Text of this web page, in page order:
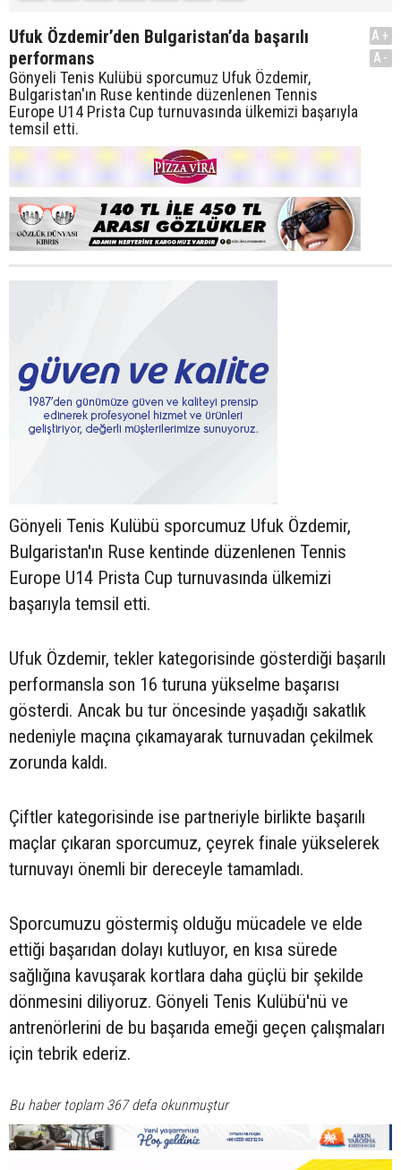
Ufuk Özdemir’den Bulgaristan’da başarılı
performans
Gönyeli Tenis Kulübü sporcumuz Ufuk Özdemir,
Bulgaristan'ın Ruse kentinde düzenlenen Tennis
Europe U14 Prista Cup turnuvasında ülkemizi başarıyla
temsil etti.
A+
A-
Gönyeli Tenis Kulübü sporcumuz Ufuk Özdemir,
Bulgaristan'ın Ruse kentinde düzenlenen Tennis
Europe U14 Prista Cup turnuvasında ülkemizi
başarıyla temsil etti.
Ufuk Özdemir, tekler kategorisinde gösterdiği başarılı
performansla son 16 turuna yükselme başarısı
gösterdi. Ancak bu tur öncesinde yaşadığı sakatlık
nedeniyle maçına çıkamayarak turnuvadan çekilmek
zorunda kaldı.
Çiftler kategorisinde ise partneriyle birlikte başarılı
maçlar çıkaran sporcumuz, çeyrek finale yükselerek
turnuvayı önemli bir dereceyle tamamladı.
Sporcumuzu göstermiş olduğu mücadele ve elde
ettiği başarıdan dolayı kutluyor, en kısa sürede
sağlığına kavuşarak kortlara daha güçlü bir şekilde
dönmesini diliyoruz. Gönyeli Tenis Kulübü'nü ve
antrenörlerini de bu başarıda emeği geçen çalışmaları
için tebrik ederiz.
Bu haber toplam 367 defa okunmuştur